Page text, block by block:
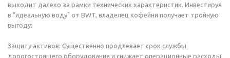
выходит далеко за рамки технических характеристик. Инвестируя
в "идеальную воду" от BWT, владелец кофейни получает тройную
выгоду:
Защиту активов: Существенно продлевает срок службы
дорогостоящего оборудования и снижает операционные расходы